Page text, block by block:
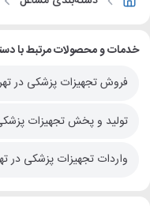
خدمات و محصولات مرتبط با
فروش تجهیزات پزشکی در
تولید و پخش تجهیزات
واردات تجهیزات پزشکی در